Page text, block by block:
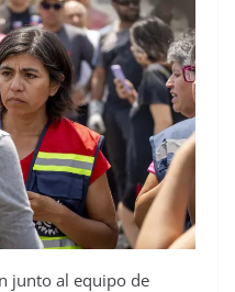
junto al equipo de